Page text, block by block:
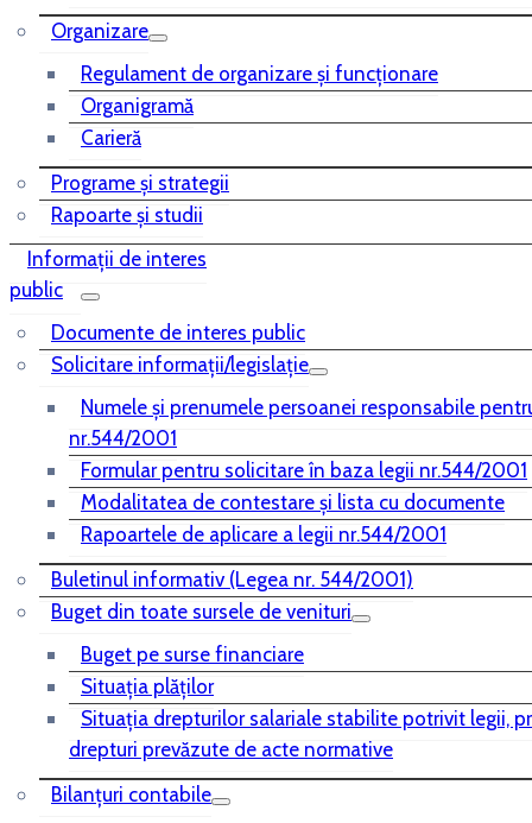
Organizare
Regulament de organizare și funcționare
Organigramă
Carieră
Programe și strategii
Rapoarte și studii
Informații de interes
public
Documente de interes public
Solicitare informații/legislație
Numele și prenumele persoanei responsabile
nr.544/2001
Formular pentru solicitare în baza legii nr.544/2001
Modalitatea de contestare și lista cu documente
Rapoartele de aplicare a legii nr.544/2001
Buletinul informativ (Legea nr. 544/2001)
Buget din toate sursele de venituri
Buget pe surse financiare
Situaţia plăţilor
Situaţia drepturilor salariale stabilite potrivit legii,
drepturi prevăzute de acte normative
Bilanţuri contabile